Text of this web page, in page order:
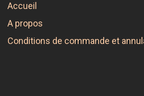
Accueil
A propos
Conditions de commande et